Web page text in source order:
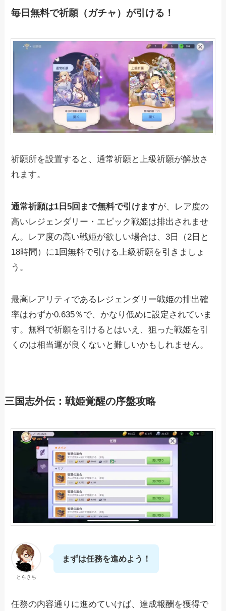
毎日無料で祈願（ガチャ）が引ける！
祈願所を設置すると、通常祈願と上級祈願が解放さ
れます。
通常祈願は1日5回まで無料で引けますが、レア度の
高いレジェンダリー・エピック戦姫は排出されませ
ん。レア度の高い戦姫が欲しい場合は、3日（2日と
18時間）に1回無料で引ける上級祈願を引きましょ
う。
最高レアリティであるレジェンダリー戦姫の排出確
率はわずか0.635％で、かなり低めに設定されていま
す。無料で祈願を引けるとはいえ、狙った戦姫を引
くのは相当運が良くないと難しいかもしれません。
三国志外伝：戦姫覚醒の序盤攻略
とらきち
まずは任務を進めよう！
任務の内容通りに進めていけば、達成報酬を獲得で